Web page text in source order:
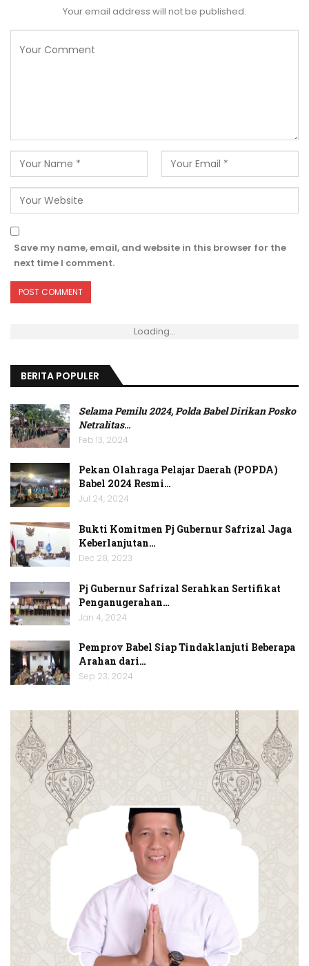
Your email address will not be published.
Save my name, email, and website in this browser for the
next time I comment.
Loading...
BERITA POPULER
Selama Pemilu 2024, Polda Babel Dirikan Posko
Netralitas…
Feb 13, 2024
Pekan Olahraga Pelajar Daerah (POPDA)
Babel 2024 Resmi…
Jul 24, 2024
Bukti Komitmen Pj Gubernur Safrizal Jaga
Keberlanjutan…
Dec 28, 2023
Pj Gubernur Safrizal Serahkan Sertifikat
Penganugerahan…
Jan 4, 2024
Pemprov Babel Siap Tindaklanjuti Beberapa
Arahan dari…
Sep 23, 2024